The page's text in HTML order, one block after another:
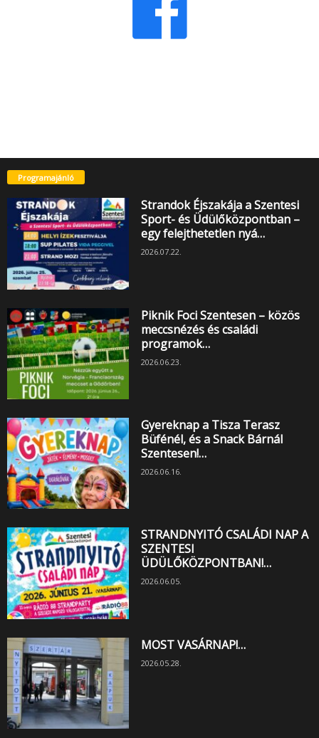
Programajánló
Strandok Éjszakája a Szentesi
Sport- és Üdülőközpontban –
egy felejthetetlen nyá…
2026.07.22.
Piknik Foci Szentesen – közös
meccsnézés és családi
programok…
2026.06.23.
Gyereknap a Tisza Terasz
Büfénél, és a Snack Bárnál
Szentesen!…
2026.06.16.
STRANDNYITÓ CSALÁDI NAP A
SZENTESI
ÜDÜLŐKÖZPONTBAN!…
2026.06.05.
MOST VASÁRNAP!…
2026.05.28.